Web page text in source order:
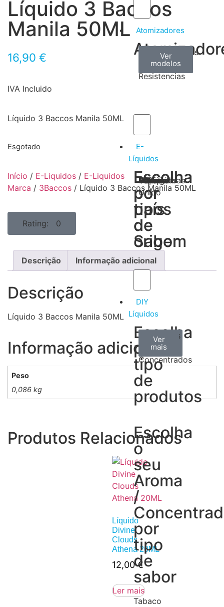
Atomizadores
Claromizadores
Ver
modelos
Reconstruíveis
Ver
modelos
Resistencias
Ver
modelos
E-
Líquidos
Escolha
por
tipos
de
Sabor
Tabaco
Frutas
Bebidas
Frescos
Sobremesas
Escolha
por
país
de
origem
Portugal
Alemanha
USA
Reino
Unido
Canadá
França
Malásia
Filipinas
Espanha
Polónia
Grécia
DIY
Líquidos
Escolha
por
tipo
de
produtos
Aromas
Concentrados
Ver
todos
Bases
Ver
mais
Accesorios
Ver
mais
Escolha
o
seu
Aroma
/
por
tipo
de
sabor
Tabaco
Líquido 3 Baccos
Manila 50ML
16,90 €
IVA Incluido
Líquido 3 Baccos Manila 50ML
Esgotado
Início / E-Liquidos / E-Liquidos
Marca / 3Baccos / Líquido 3 Baccos Manila 50ML
Rating: 0
Descrição Informação adicional
Descrição
Líquido 3 Baccos Manila 50ML
Informação adicional
Peso
0,086 kg
Produtos Relacionados
Líquido
Divine
Clouds
Athena 20ML
12,00€
Ler mais